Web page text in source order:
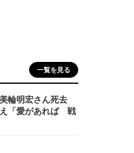
一覧を見る
輪明宏さん死去
「愛があれば 戦